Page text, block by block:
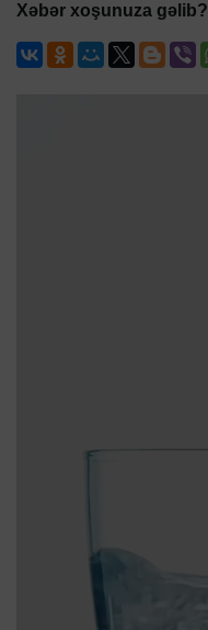
Xəbər xoşunuza gəlib?